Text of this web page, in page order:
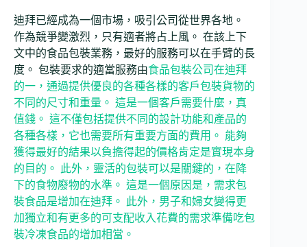
迪拜已經成為一個市場，吸引公司從世界各地。
作為競爭變激烈，只有適者將占上風。 在該上下
文中的食品包裝業務，最好的服務可以在手臂的長
度。 包裝要求的適當服務由食品包裝公司在迪拜
的一，通過提供優良的各種各樣的客戶包裝貨物的
不同的尺寸和重量。 這是一個客戶需要什麼，真
值錢。 這不僅包括提供不同的設計功能和產品的
各種各樣，它也需要所有重要方面的費用。 能夠
獲得最好的結果以負擔得起的價格肯定是實現本身
的目的。 此外，靈活的包裝可以是關鍵的，在降
下的食物廢物的水準。 這是一個原因是，需求包
裝食品是增加在迪拜。 此外，男子和婦女變得更
加獨立和有更多的可支配收入花費的需求準備吃包
裝冷凍食品的增加相當。